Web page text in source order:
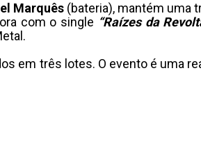
Marquês (bateria), mantém uma
com o single “Raízes da
em três lotes. O evento é uma